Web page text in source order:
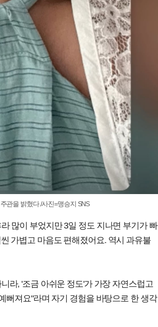
관을 밝혔다./사진=맹승지 SNS
많이 부었지만 3일 정도 지나면 부기가 빠
가볍고 마음도 편해졌어요. 역시 과유불
라, '조금 아쉬운 정도'가 가장 자연스럽고
뻐져요"라며 자기 경험을 바탕으로 한 생각